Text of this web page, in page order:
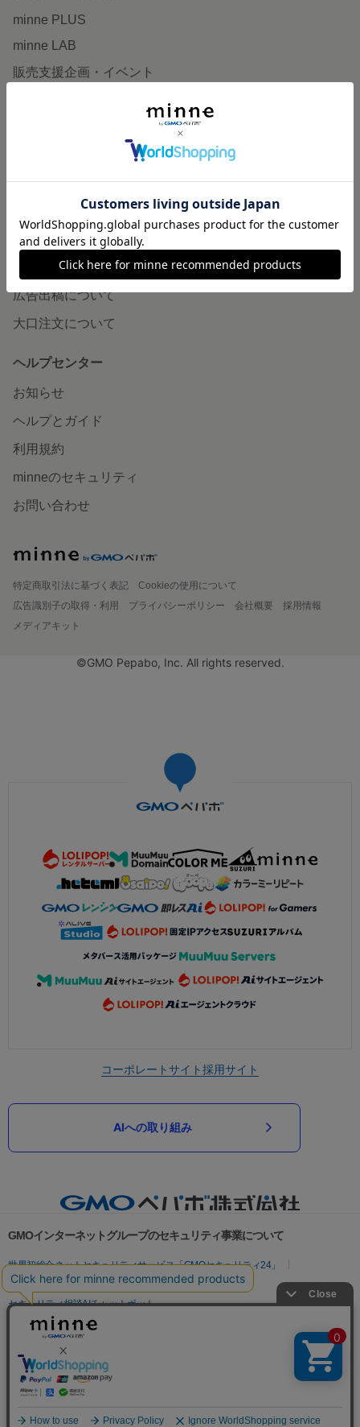
minne PLUS
minne LAB
販売支援企画・イベント
minneとものづくりと
minneの本
企業の方へ
広告出稿について
大口注文について
ヘルプセンター
お知らせ
ヘルプとガイド
利用規約
minneのセキュリティ
お問い合わせ
特定商取引法に基づく表記
Cookieの使用について
広告識別子の取得・利用
プライバシーポリシー 会社概要
採用情報
メディアキット
©GMO Pepabo, Inc. All rights reserved.
コーポレートサイト採用サイト
AIへの取り組み
GMOインターネットグループのセキュリティ事業について
世界初総合ネットセキュリティサービス「GMOセキュリティ24」
パスワード漏洩診断
Webサイトリスク診断
セキュリティ相談AIチャットボット
実在証明・盗聴対策
サイバー攻撃対策（GMO Flatt Security）
セキュリティ事業の軌跡